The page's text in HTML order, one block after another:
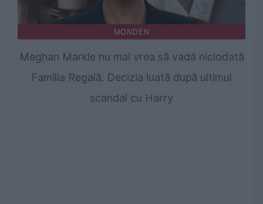
MONDEN
Meghan Markle nu mai vrea să vadă niciodată
Familia Regală. Decizia luată după ultimul
scandal cu Harry